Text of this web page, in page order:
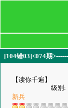
[104错03]<074期
【读你千遍】
级别:
新兵